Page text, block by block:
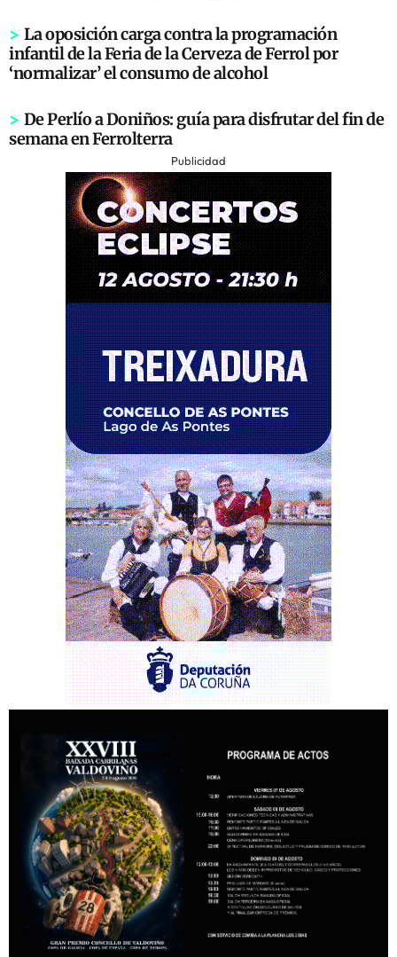
> La oposición carga contra la programación
infantil de la Feria de la Cerveza de Ferrol por
‘normalizar’ el consumo de alcohol
> De Perlío a Doniños: guía para disfrutar del fin de
semana en Ferrolterra
Publicidad